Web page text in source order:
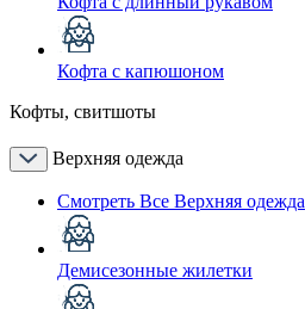
Кофта с капюшоном
Кофты, свитшоты
Верхняя одежда
Смотреть Все Верхняя одежда
Демисезонные жилетки